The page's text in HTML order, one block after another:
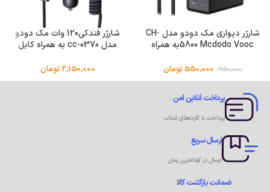
شارژر دیواری مک دودو مدل CH-
5800 Mcdodo Voocبه همراه
950,000
550,000 تومان
شارژر فندکی120 وات مک دودو
مدل cc-0370 به همراه کابل
2,150,000 تومان
پرداخت آنلاین امن
پرداخت با کارت‌های شتاب
ارسال سریع
ارسال در کوتاه‌ترین زمان
ضمانت بازگشت کالا